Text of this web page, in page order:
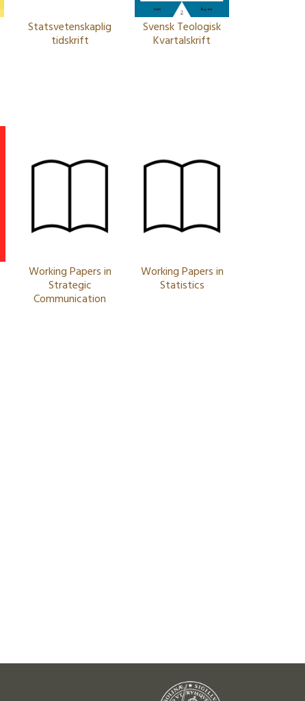
Statsvetenskaplig
tidskrift
Svensk Teologisk
Kvartalskrift
Working Papers in
Strategic
Communication
Working Papers in
Statistics